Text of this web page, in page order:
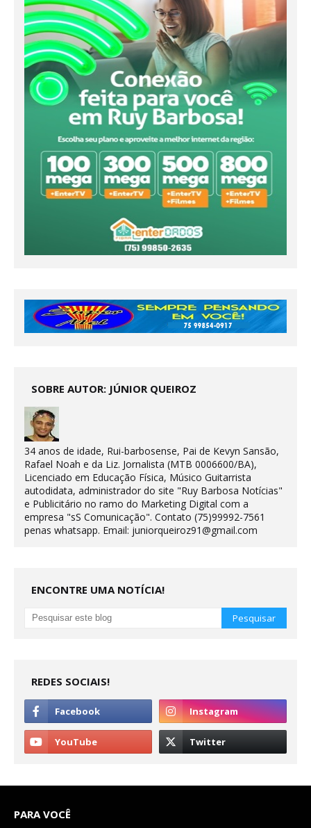
SOBRE AUTOR: JÚNIOR QUEIROZ
34 anos de idade, Rui-barbosense, Pai de Kevyn Sansão,
Rafael Noah e da Liz. Jornalista (MTB 0006600/BA),
Licenciado em Educação Física, Músico Guitarrista
autodidata, administrador do site "Ruy Barbosa Notícias"
e Publicitário no ramo do Marketing Digital com a
empresa "sS Comunicação". Contato (75)99992-7561
penas whatsapp. Email: juniorqueiroz91@gmail.com
ENCONTRE UMA NOTÍCIA!
REDES SOCIAIS!
PARA VOCÊ